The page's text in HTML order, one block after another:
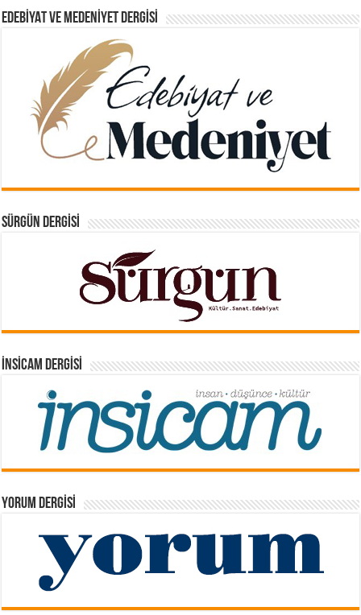
EDEBIYAT VE MEDENIYET DERGISI
SÜRGÜN DERGISI
İNSICAM DERGISI
YORUM DERGISI